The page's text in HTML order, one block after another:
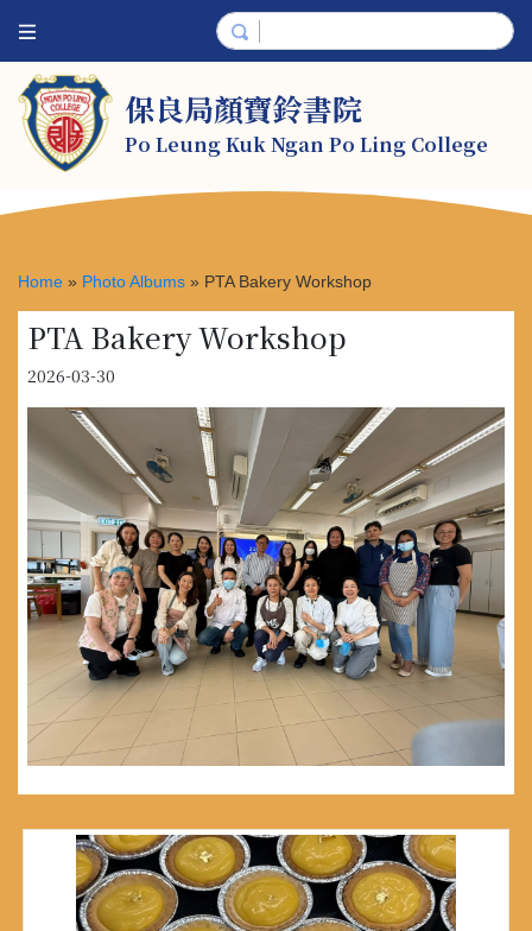
保良局顏寶鈴書院
Po Leung Kuk Ngan Po Ling College
Home » Photo Albums » PTA Bakery Workshop
PTA Bakery Workshop
2026-03-30